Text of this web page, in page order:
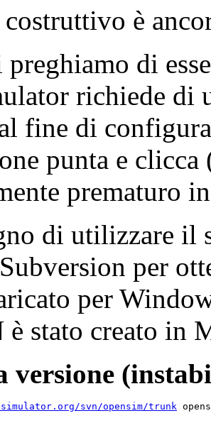
è
di
richiede di
fine di
punta e clicca
prematuro
di utilizzare il
per
per
è stato creato in
versione
svn/opensim/trunk